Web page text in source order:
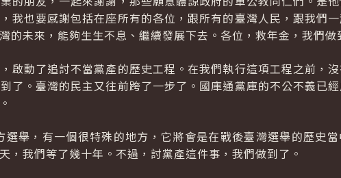
我也要感謝包括在座所有的各位，跟所有的臺灣人民，跟我們
的未來，能夠生生不息、繼續發展下去。各位，救年金，我們做
啟動了追討不當黨產的歷史工程。在我們執行這項工程之前，
了。臺灣的民主又往前跨了一步了。國庫通黨庫的不公不義已
舉，有一個很特殊的地方，它將會是在戰後臺灣選舉的歷史
，我們等了幾十年。不過，討黨產這件事，我們做到了。